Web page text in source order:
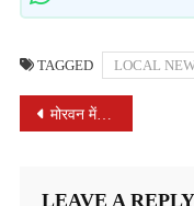
TAGGED LOCAL
POST
मोरवन में भव्य हिंदू सम्मेलन संपन्न हुआ
LEAVE A REPLY